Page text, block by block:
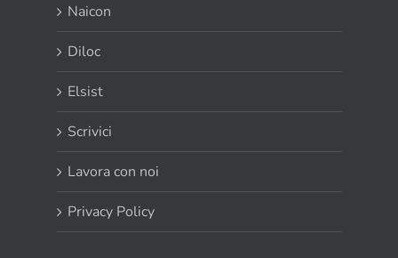
Naicon
Diloc
Elsist
Scrivici
Lavora con noi
Privacy Policy